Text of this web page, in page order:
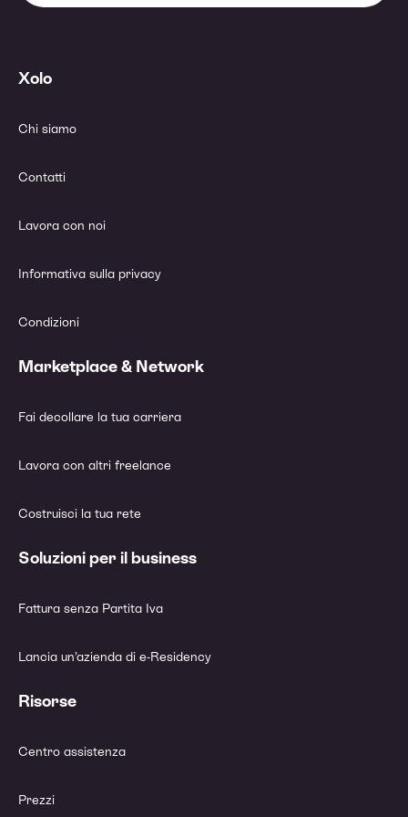
Xolo
Chi siamo
Contatti
Lavora con noi
Informativa sulla privacy
Condizioni
Marketplace & Network
Fai decollare la tua carriera
Lavora con altri freelance
Costruisci la tua rete
Soluzioni per il business
Fattura senza Partita Iva
Lancia un’azienda di e-Residency
Risorse
Centro assistenza
Prezzi